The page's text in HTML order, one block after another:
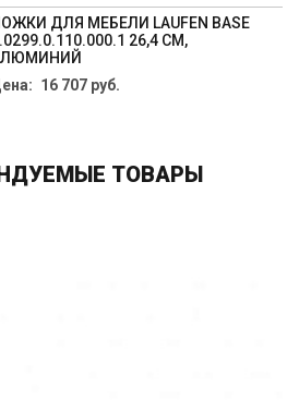
ДЛЯ МЕБЕЛИ LAUFEN BASE
26,4 СМ,
16 707 руб.
ТОВАРЫ